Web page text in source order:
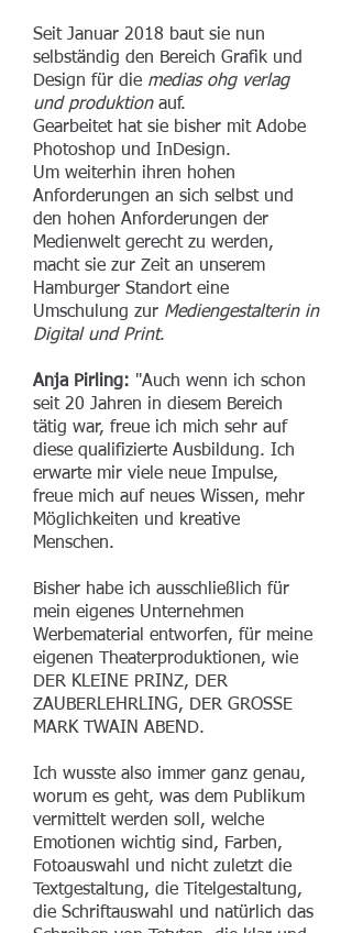
Seit Januar 2018 baut sie nun
selbständig den Bereich Grafik und
Design für die medias ohg verlag
und produktionauf.
Gearbeitet hat sie bisher mit Adobe
Photoshop und InDesign.
Um weiterhin ihren hohen
Anforderungen an sich selbst und
den hohen Anforderungen der
Medienwelt gerecht zu werden,
macht sie zur Zeit an unserem
Hamburger Standort eine
Umschulung zur Mediengestalterin in
Digital und Print.
Anja Pirling: "Auch wenn ich schon
seit 20 Jahren in diesem Bereich
tätig war, freue ich mich sehr auf
diese qualifizierte Ausbildung. Ich
erwarte mir viele neue Impulse,
freue mich auf neues Wissen, mehr
Möglichkeiten und kreative
Menschen.
Bisher habe ich ausschließlich für
mein eigenes Unternehmen
Werbematerial entworfen, für meine
eigenen Theaterproduktionen, wie
DER KLEINE PRINZ, DER
ZAUBERLEHRLING, DER GROSSE
MARK TWAIN ABEND.
Ich wusste also immer ganz genau,
worum es geht, was dem Publikum
vermittelt werden soll, welche
Emotionen wichtig sind, Farben,
Fotoauswahl und nicht zuletzt die
Textgestaltung, die Titelgestaltung,
die Schriftauswahl und natürlich das